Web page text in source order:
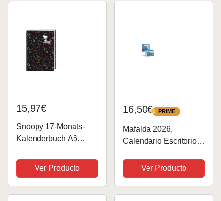
15,97€
Snoopy 17-Monats-
Kalenderbuch A6
August 2015 bis
Dezember 2016.
Ver Producto
16,50€ PRIME
PRIME
Mafalda 2026,
Calendario Escritorio
(AGENDAS Y
CALENDARIOS)
Ver Producto